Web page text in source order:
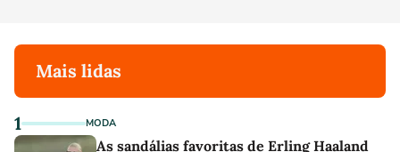
Mais lidas
1 MODA
As sandálias favoritas de Erling Haaland